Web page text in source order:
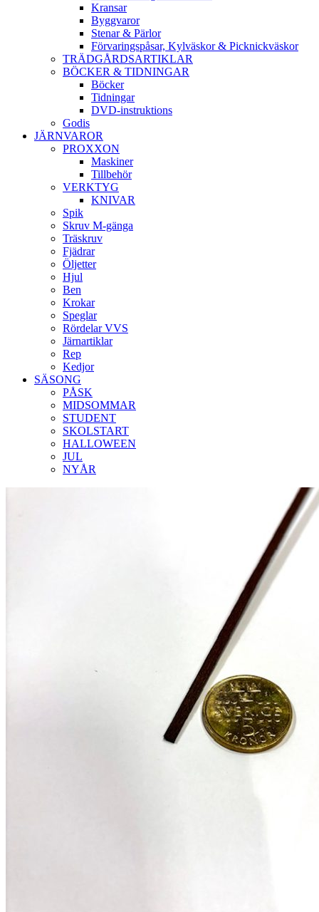
Kransar
Byggvaror
Stenar & Pärlor
Förvaringspåsar, Kylväskor & Picknickväskor
TRÄDGÅRDSARTIKLAR
BÖCKER & TIDNINGAR
Böcker
Tidningar
DVD-instruktions
Godis
JÄRNVAROR
PROXXON
Maskiner
Tillbehör
VERKTYG
KNIVAR
Spik
Skruv M-gänga
Träskruv
Fjädrar
Öljetter
Hjul
Ben
Krokar
Speglar
Rördelar VVS
Järnartiklar
Rep
Kedjor
SÄSONG
PÅSK
MIDSOMMAR
STUDENT
SKOLSTART
HALLOWEEN
JUL
NYÅR